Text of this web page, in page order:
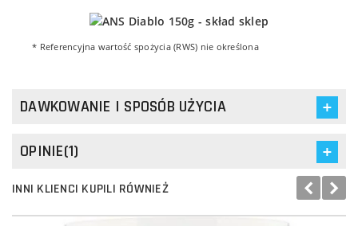
* Referencyjna wartość spożycia (RWS) nie określona
DAWKOWANIE I SPOSÓB UŻYCIA
OPINIE(1)
INNI KLIENCI KUPILI RÓWNIEŻ